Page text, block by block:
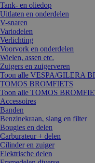
Tank- en oliedop
Uitlaten en onderdelen
V-snaren
Variodelen
Verlichting
Voorvork en onderdelen
Wielen, assen etc.
Zuigers en zuigerveren
Toon alle VESPA/GILERA
TOMOS BROMFIETS
Toon alle TOMOS
Accessoires
Banden
Benzinekraan, slang en filter
Bougies en delen
Carburateur + delen
Cilinder en zuiger
Elektrische delen